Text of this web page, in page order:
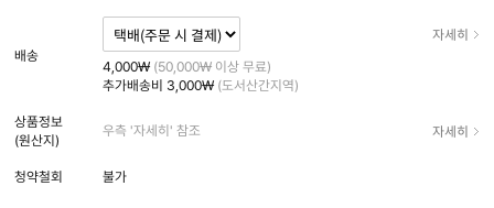
배송
자세히
4,000₩ (50,000₩ 이상 무료)
추가배송비 3,000₩ (도서산간지역)
상품정보
(원산지)
우측 '자세히' 참조 자세히
청약철회 불가